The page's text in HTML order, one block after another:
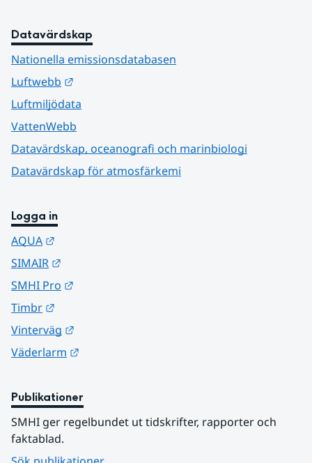
Datavärdskap
Nationella emissionsdatabasen
Luftwebb
Luftmiljödata
VattenWebb
Datavärdskap, oceanografi och marinbiologi
Datavärdskap för atmosfärkemi
Logga in
AQUA
SIMAIR
SMHI Pro
Timbr
Vinterväg
Väderlarm
Publikationer
SMHI ger regelbundet ut tidskrifter, rapporter och
faktablad.